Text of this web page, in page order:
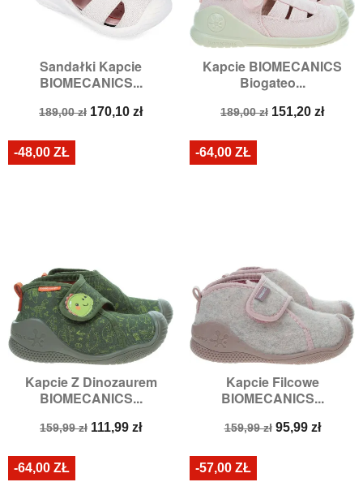
Sandałki Kapcie
BIOMECANICS...
Cena
189,00 zł Cena
170,10 zł
Kapcie BIOMECANICS
Biogateo...
Cena
189,00 zł Cena
151,20 zł
Kapcie Z Dinozaurem
BIOMECANICS...
Cena
159,99 zł Cena
111,99 zł
-48,00 ZŁ
Kapcie Filcowe
BIOMECANICS...
Cena
159,99 zł Cena
95,99 zł
-64,00 ZŁ
-64,00 ZŁ -57,00 ZŁ